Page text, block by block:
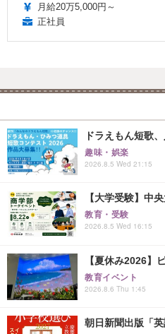
月給20万5,000円～
正社員
ドラえもん短歌
趣味・娯楽
2026.8.5 Wed 21:15
【大学受験】中
教育・受験
2026.8.5 Wed 16:15
【夏休み2026】
教育イベント
2026.8.6 Thu 1:45
朝日新聞出版「